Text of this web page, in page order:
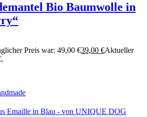
Bio Baumwolle in
Preis war: 49,00 €39,00 €Aktueller